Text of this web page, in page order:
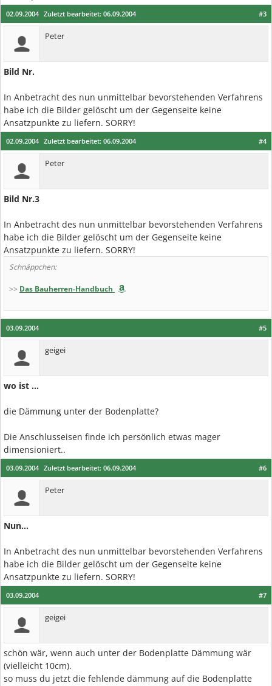
#3
02.09.2004 Zuletzt bearbeitet: 06.09.2004
Peter
Bild Nr.
In Anbetracht des nun unmittelbar bevorstehenden Verfahrens
habe ich die Bilder gelöscht um der Gegenseite keine
Ansatzpunkte zu liefern. SORRY!
#4
02.09.2004 Zuletzt bearbeitet: 06.09.2004
Peter
Bild Nr.3
In Anbetracht des nun unmittelbar bevorstehenden Verfahrens
habe ich die Bilder gelöscht um der Gegenseite keine
Ansatzpunkte zu liefern. SORRY!
Schnäppchen:
>> Das Bauherren-Handbuch
#5
03.09.2004
geigei
wo ist ...
die Dämmung unter der Bodenplatte?
Die Anschlusseisen finde ich persönlich etwas mager
dimensioniert..
#6
03.09.2004 Zuletzt bearbeitet: 06.09.2004
Peter
Nun...
In Anbetracht des nun unmittelbar bevorstehenden Verfahrens
habe ich die Bilder gelöscht um der Gegenseite keine
Ansatzpunkte zu liefern. SORRY!
#7
03.09.2004
geigei
schön wär, wenn auch unter der Bodenplatte Dämmung wär
(vielleicht 10cm).
so muss du jetzt die fehlende dämmung auf die Bodenplatte